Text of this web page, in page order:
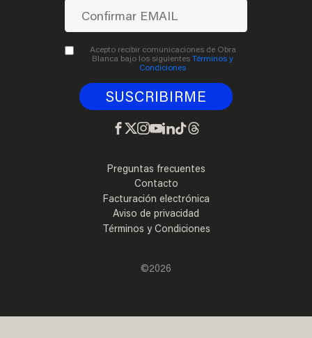
Preguntas frecuentes
Contacto
Facturación electrónica
Aviso de privacidad
Términos y Condiciones
©2026
Acepto recibir comunicaciones de Obra
Blanca bajo los siguientesTérminos y
Condiciones